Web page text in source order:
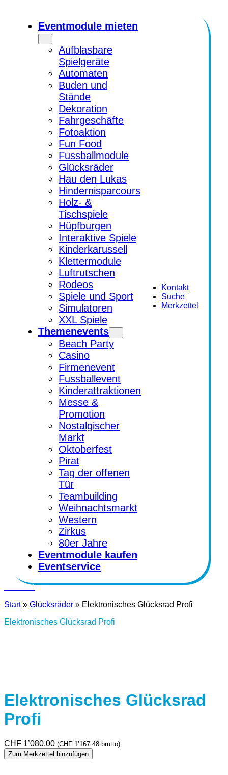
Eventmodule mieten
Aufblasbare
Spielgeräte
Automaten
Buden und
Stände
Dekoration
Fahrgeschäfte
Fotoaktion
Fun Food
Fussballmodule
Glücksräder
Hau den Lukas
Hindernisparcours
Holz- &
Tischspiele
Hüpfburgen
Interaktive Spiele
Kinderkarussell
Klettermodule
Luftrutschen
Rodeos
Spiele und Sport
Simulatoren
XXL Spiele
Themenevents
Beach Party
Casino
Firmenevent
Fussballevent
Kinderattraktionen
Messe &
Promotion
Nostalgischer
Markt
Oktoberfest
Pirat
Tag der offenen
Tür
Teambuilding
Weihnachtsmarkt
Western
Zirkus
80er Jahre
Eventmodule kaufen
Eventservice
Kontakt
Suche
Merkzettel
Kontakt
Start» Glücksräder » Elektronisches Glücksrad Profi
Elektronisches Glücksrad Profi
Elektronisches Glücksrad
Profi
CHF 1’080.00 (CHF 1’167.48 brutto)
Zum Merkzettel hinzufügen